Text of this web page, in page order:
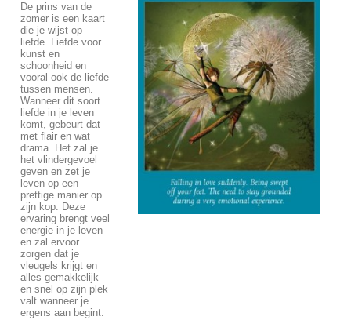
De prins van de
zomer is een kaart
die je wijst op
liefde. Liefde voor
kunst en
schoonheid en
vooral ook de liefde
tussen mensen.
Wanneer dit soort
liefde in je leven
komt, gebeurt dat
met flair en wat
drama. Het zal je
het vlindergevoel
geven en zet je
leven op een
prettige manier op
zijn kop. Deze
ervaring brengt veel
energie in je leven
en zal ervoor
zorgen dat je
vleugels krijgt en
alles gemakkelijk
en snel op zijn plek
valt wanneer je
ergens aan begint.